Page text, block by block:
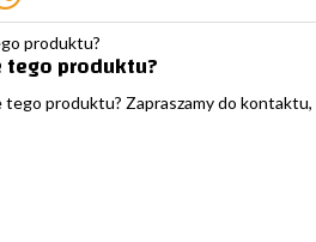
produktu?
tego produktu? Zapraszamy do